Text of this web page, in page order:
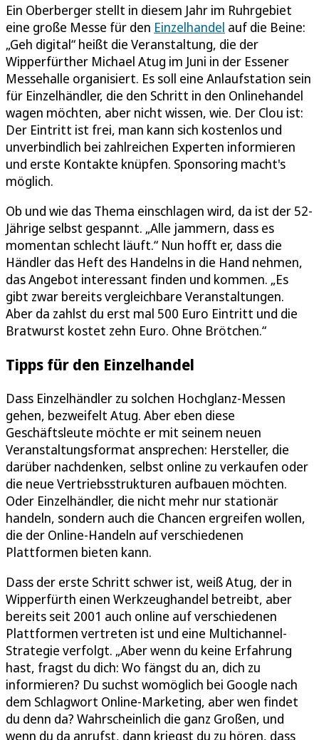
Ein Oberberger stellt in diesem Jahr im Ruhrgebiet
eine große Messe für den Einzelhandel auf die Beine:
„Geh digital“ heißt die Veranstaltung, die der
Wipperfürther Michael Atug im Juni in der Essener
Messehalle organisiert. Es soll eine Anlaufstation sein
für Einzelhändler, die den Schritt in den Onlinehandel
wagen möchten, aber nicht wissen, wie. Der Clou ist:
Der Eintritt ist frei, man kann sich kostenlos und
unverbindlich bei zahlreichen Experten informieren
und erste Kontakte knüpfen. Sponsoring macht's
möglich.
Ob und wie das Thema einschlagen wird, da ist der 52-
Jährige selbst gespannt. „Alle jammern, dass es
momentan schlecht läuft.“ Nun hofft er, dass die
Händler das Heft des Handelns in die Hand nehmen,
das Angebot interessant finden und kommen. „Es
gibt zwar bereits vergleichbare Veranstaltungen.
Aber da zahlst du erst mal 500 Euro Eintritt und die
Bratwurst kostet zehn Euro. Ohne Brötchen.“
Tipps für den Einzelhandel
Dass Einzelhändler zu solchen Hochglanz-Messen
gehen, bezweifelt Atug. Aber eben diese
Geschäftsleute möchte er mit seinem neuen
Veranstaltungsformat ansprechen: Hersteller, die
darüber nachdenken, selbst online zu verkaufen oder
die neue Vertriebsstrukturen aufbauen möchten.
Oder Einzelhändler, die nicht mehr nur stationär
handeln, sondern auch die Chancen ergreifen wollen,
die der Online-Handeln auf verschiedenen
Plattformen bieten kann.
Dass der erste Schritt schwer ist, weiß Atug, der in
Wipperfürth einen Werkzeughandel betreibt, aber
bereits seit 2001 auch online auf verschiedenen
Plattformen vertreten ist und eine Multichannel-
Strategie verfolgt. „Aber wenn du keine Erfahrung
hast, fragst du dich: Wo fängst du an, dich zu
informieren? Du suchst womöglich bei Google nach
dem Schlagwort Online-Marketing, aber wen findet
du denn da? Wahrscheinlich die ganz Großen, und
wenn du da anrufst, dann kriegst du zu hören, dass